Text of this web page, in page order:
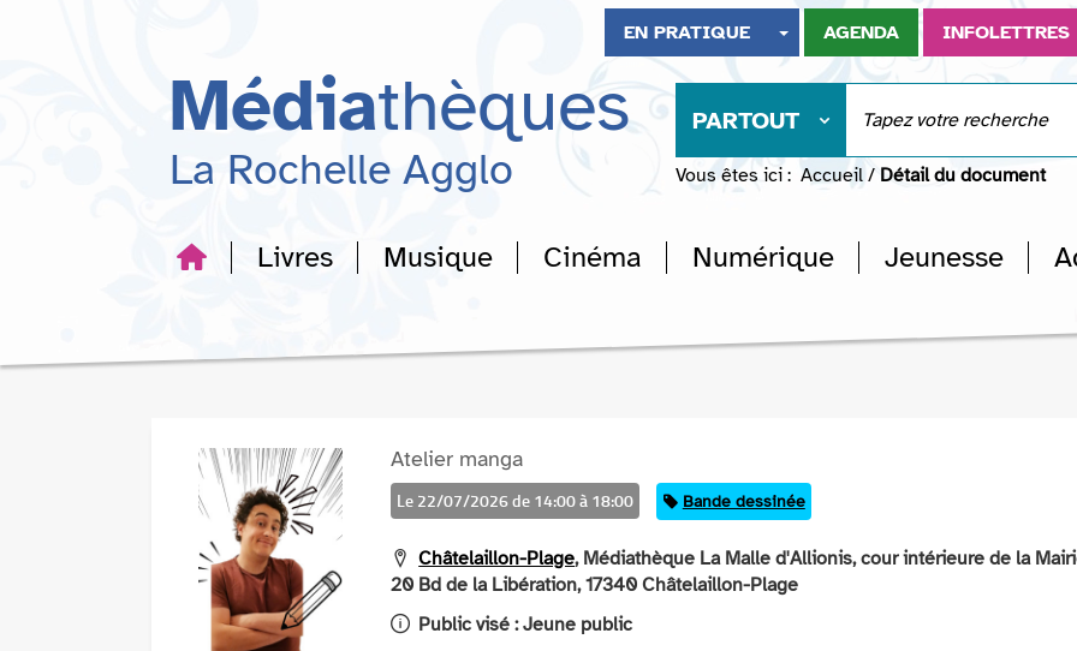
recherche
EN PRATIQUE AGENDA INFOLETTRES
Médiathèques
La Rochelle Agglo
PARTOUT
Vous êtes ici : Accueil / Détail du document
Livres Musique Cinéma Numérique Jeunesse
Atelier manga
Le 22/07/2026 de 14:00 à 18:00 Catégorie
Bande dessinée
Châtelaillon-Plage, Médiathèque La Malle d'Allionis, cour intérieure de la
20 Bd de la Libération, 17340 Châtelaillon-Plage
Public visé :Jeune public